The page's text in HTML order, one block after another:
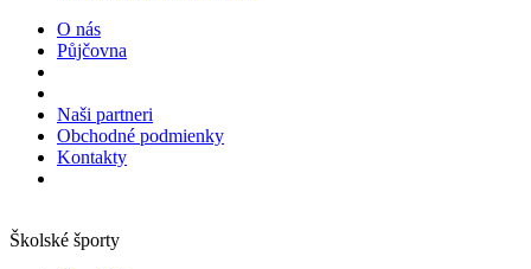
O nás
Půjčovna
Naši partneri
Obchodné podmienky
Kontakty
Školské športy